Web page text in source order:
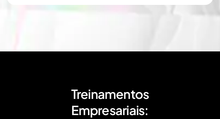
Treinamentos
Empresariais: